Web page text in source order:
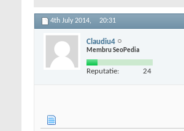
4th July 2014, 20:31
Claudiu4
Membru SeoPedia
Reputatie: 24